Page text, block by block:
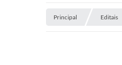
Principal Editais